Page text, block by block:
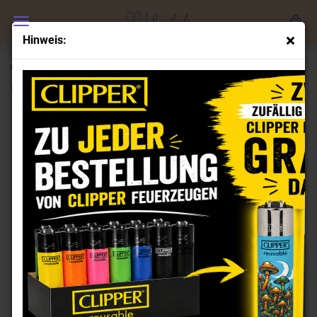
Hinweis:
Clipper Feuerzeuge Set 2 Translucent Branded
(Art.Nr.:CL100725)